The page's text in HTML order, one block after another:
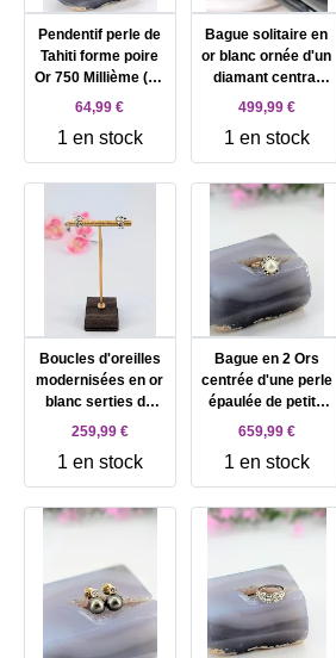
Pendentif perle de
Tahiti forme poire
Or 750 Millième (18
CT) 1,09g
64,99 €
1 en stock
Bague solitaire en
or blanc ornée d'un
diamant central
d'environ 0,15ct
diamants Or 750
Millième (18 CT)
2,86g
499,99 €
1 en stock
Boucles d'oreilles
modernisées en or
blanc serties de
petits diamants Or
CT) 1,89g
259,99 €
1 en stock
Bague en 2 Ors
centrée d'une perle
épaulée de petits
diamants Or 750
4,61g
659,99 €
1 en stock